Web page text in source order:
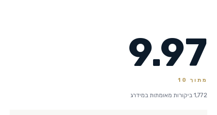
9.97
מתוך 10
1,772 ביקורות מאומתות במידרג